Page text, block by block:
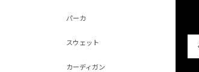
パーカ
スウェット
カーディガン